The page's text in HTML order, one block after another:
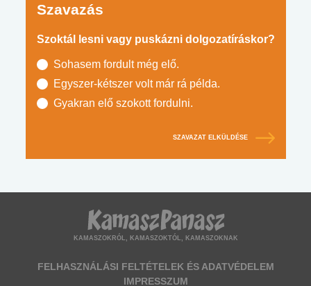
Szavazás
Szoktál lesni vagy puskázni dolgozatíráskor?
Sohasem fordult még elő.
Egyszer-kétszer volt már rá példa.
Gyakran elő szokott fordulni.
SZAVAZAT ELKÜLDÉSE
KAMASZOKRÓL, KAMASZOKTÓL, KAMASZOKNAK
FELHASZNÁLÁSI FELTÉTELEK ÉS ADATVÉDELEM
IMPRESSZUM